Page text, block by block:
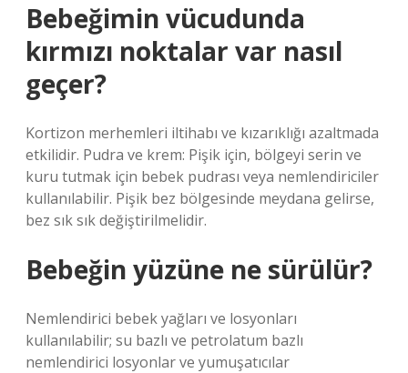
Bebeğimin vücudunda
kırmızı noktalar var nasıl
geçer?
Kortizon merhemleri iltihabı ve kızarıklığı azaltmada
etkilidir. Pudra ve krem: Pişik için, bölgeyi serin ve
kuru tutmak için bebek pudrası veya nemlendiriciler
kullanılabilir. Pişik bez bölgesinde meydana gelirse,
bez sık sık değiştirilmelidir.
Bebeğin yüzüne ne sürülür?
Nemlendirici bebek yağları ve losyonları
kullanılabilir; su bazlı ve petrolatum bazlı
nemlendirici losyonlar ve yumuşatıcılar